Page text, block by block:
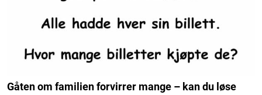
Gåten om familien forvirrer mange – kan du løse